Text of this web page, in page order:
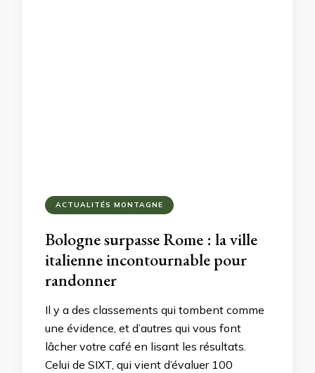
ACTUALITÉS MONTAGNE
Bologne surpasse Rome : la ville
italienne incontournable pour
randonner
Il y a des classements qui tombent comme
une évidence, et d’autres qui vous font
lâcher votre café en lisant les résultats.
Celui de SIXT, qui vient d’évaluer 100